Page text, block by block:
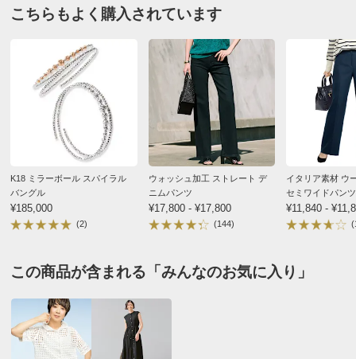
東京都 60代以上女性
素敵です＾＾ どの指にもつけられ、その日の気分で
変えて楽しんでいます。
同じシリーズのバングルも購入しました。大満足です＾
2025/08/27
ＷＧ／ＰＧ
ミラーボールのカットがキラキラ光るので素敵ですよ
2020/11/14
こちらもよく購入されています
K18 ミラーボール スパイラル
バングル
¥185,000
(2)
ウォッシュ加工 ストレート デ
ニムパンツ
¥17,800 - ¥17,800
(144)
イタリア素材 ウ
セミワイドパンツ
¥11,840 -
この商品が含まれる「みんなのお気に入り」